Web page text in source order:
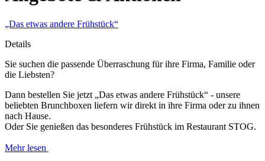
„Das etwas andere Frühstück“
Details
Sie suchen die passende Überraschung für ihre Firma, Familie oder
die Liebsten?
Dann bestellen Sie jetzt „Das etwas andere Frühstück“ - unsere
beliebten Brunchboxen liefern wir direkt in ihre Firma oder zu ihnen
nach Hause.
Oder Sie genießen das besonderes Frühstück im Restaurant STOG.
Mehr lesen